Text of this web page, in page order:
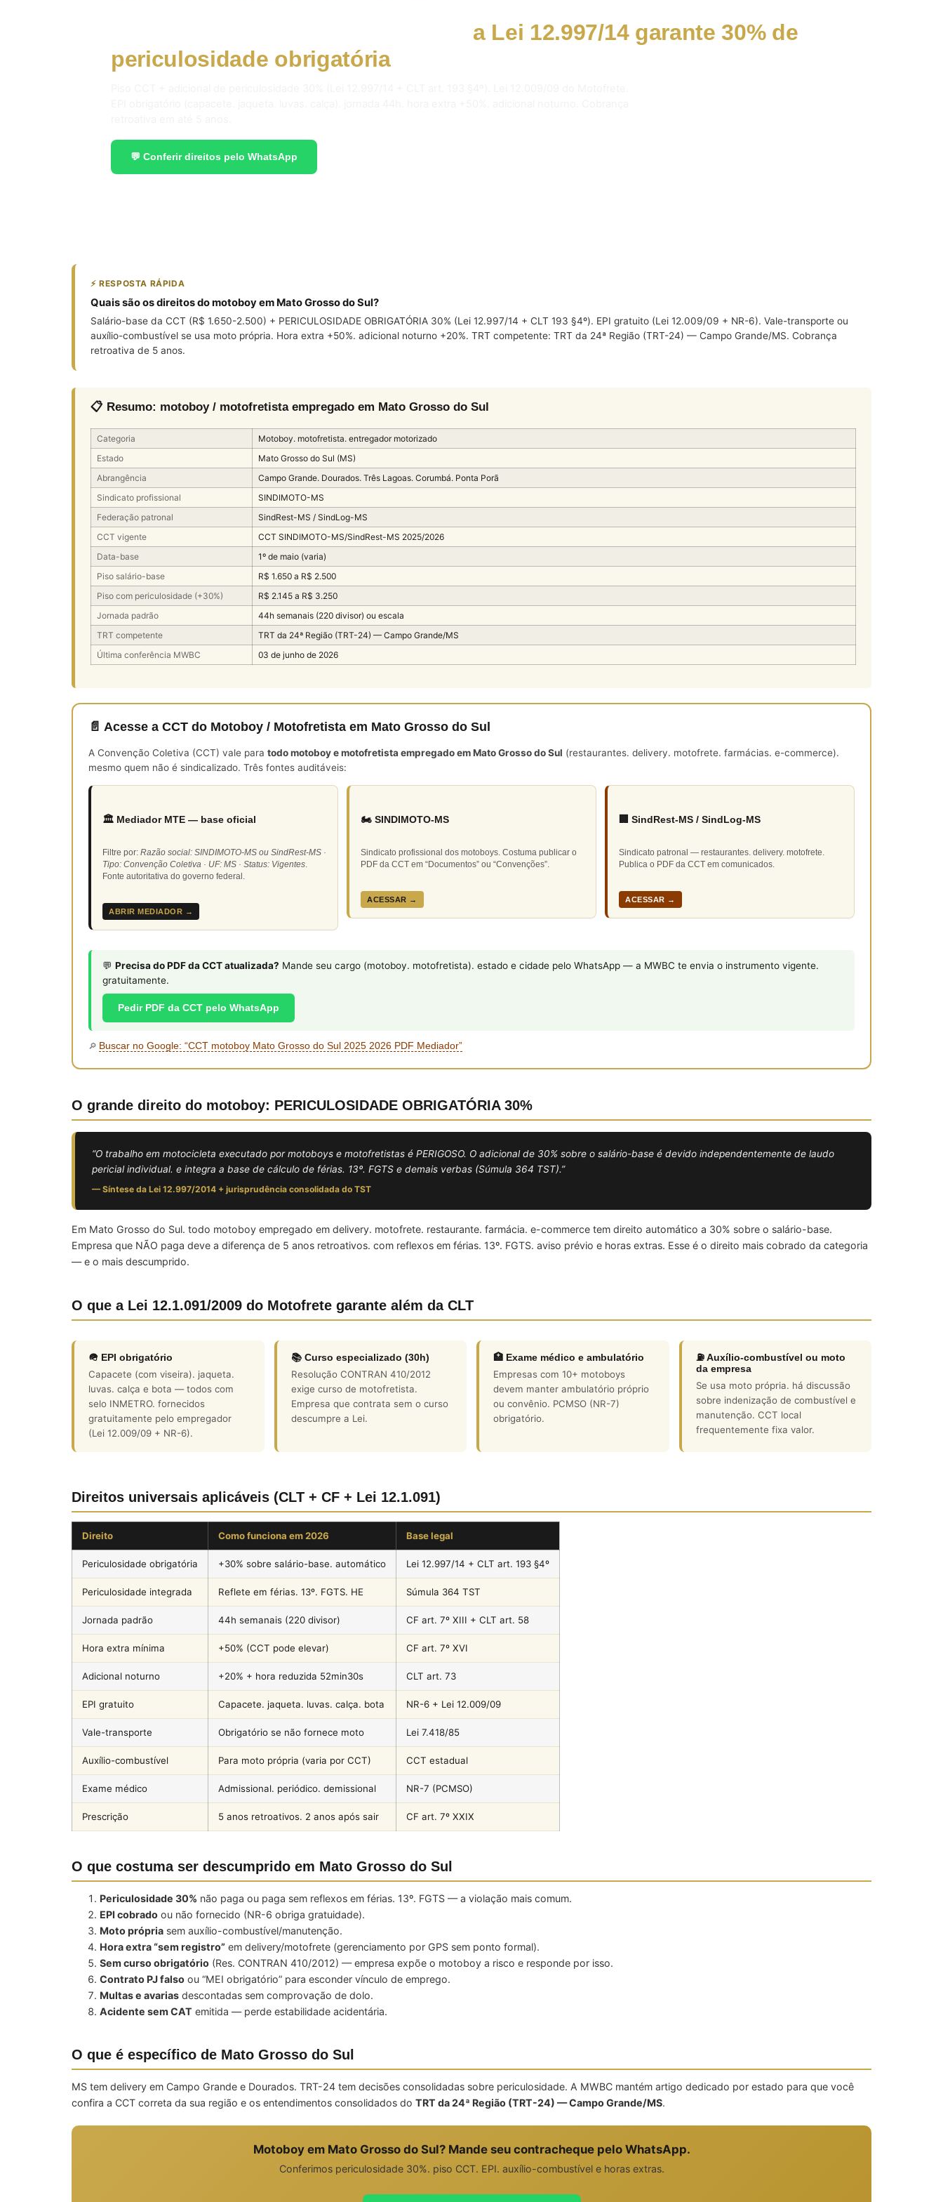
a Lei 12.997/14 garante 30% de
periculosidade obrigatóriaem 2026.
💬 Conferir direitos pelo WhatsApp
⚡ RESPOSTA RÁPIDA
Quais são os direitos do motoboy em Mato Grosso do Sul?
Salário-base da CCT (R$ 1.650-2.500) + PERICULOSIDADE OBRIGATÓRIA 30% (Lei 12.997/14 + CLT 193 §4º). EPI gratuito (Lei 12.009/09 + NR-6). Vale-transporte ou
auxílio-combustível se usa moto própria. Hora extra +50%. adicional noturno +20%. TRT competente: TRT da 24ª Região (TRT-24) — Campo Grande/MS. Cobrança
retroativa de 5 anos.
📋 Resumo: motoboy / motofretista empregado em Mato Grosso do Sul
Categoria
Motoboy. motofretista. entregador motorizado
Estado
Mato Grosso do Sul (MS)
Abrangência
Campo Grande. Dourados. Três Lagoas. Corumbá. Ponta Porã
Sindicato profissional
SINDIMOTO-MS
Federação patronal
SindRest-MS / SindLog-MS
CCT vigente
CCT SINDIMOTO-MS/SindRest-MS 2025/2026
Data-base
1º de maio (varia)
Piso salário-base
R$ 1.650 a R$ 2.500
Piso com periculosidade (+30%)
R$ 2.145 a R$ 3.250
Jornada padrão
44h semanais (220 divisor) ou escala
TRT competente
TRT da 24ª Região (TRT-24) — Campo Grande/MS
Última conferência MWBC
03 de junho de 2026
📄 Acesse a CCT do Motoboy / Motofretista em Mato Grosso do Sul
A Convenção Coletiva (CCT) vale para todo motoboy e motofretista empregado em Mato Grosso do Sul (restaurantes. delivery. motofrete. farmácias. e-commerce).
mesmo quem não é sindicalizado. Três fontes auditáveis:
🏛️ Mediador MTE — base oficial
Filtre por: Razão social: SINDIMOTO-MS ou SindRest-MS ·
Tipo: Convenção Coletiva · UF: MS · Status: Vigentes.
Fonte autoritativa do governo federal.
ABRIR MEDIADOR →
🏍️ SINDIMOTO-MS
Sindicato profissional dos motoboys. Costuma publicar o
PDF da CCT em “Documentos” ou “Convenções”.
ACESSAR →
🏢 SindRest-MS / SindLog-MS
Sindicato patronal — restaurantes. delivery. motofrete.
Publica o PDF da CCT em comunicados.
ACESSAR →
💬 Precisa do PDF da CCT atualizada? Mande seu cargo (motoboy. motofretista). estado e cidade pelo WhatsApp — a MWBC te envia o instrumento vigente.
gratuitamente.
Pedir PDF da CCT pelo WhatsApp
🔎 Buscar no Google: “CCT motoboy Mato Grosso do Sul 2025 2026 PDF Mediador”
O grande direito do motoboy: PERICULOSIDADE OBRIGATÓRIA 30%
“O trabalho em motocicleta executado por motoboys e motofretistas é PERIGOSO. O adicional de 30% sobre o salário-base é devido independentemente de laudo
pericial individual. e integra a base de cálculo de férias. 13º. FGTS e demais verbas (Súmula 364 TST).”
— Síntese da Lei 12.997/2014 + jurisprudência consolidada do TST
Em Mato Grosso do Sul. todo motoboy empregado em delivery. motofrete. restaurante. farmácia. e-commerce tem direito automático a 30% sobre o salário-base.
Empresa que NÃO paga deve a diferença de 5 anos retroativos. com reflexos em férias. 13º. FGTS. aviso prévio e horas extras. Esse é o direito mais cobrado da categoria
— e o mais descumprido.
O que a Lei 12.1.091/2009 do Motofrete garante além da CLT
🪖 EPI obrigatório
Capacete (com viseira). jaqueta.
luvas. calça e bota — todos com
selo INMETRO. fornecidos
gratuitamente pelo empregador
(Lei 12.009/09 + NR-6).
📚 Curso especializado (30h)
Resolução CONTRAN 410/2012
exige curso de motofretista.
Empresa que contrata sem o curso
descumpre a Lei.
🏥 Exame médico e ambulatório
Empresas com 10+ motoboys
devem manter ambulatório próprio
ou convênio. PCMSO (NR-7)
obrigatório.
⛽ Auxílio-combustível ou moto
da empresa
Se usa moto própria. há discussão
sobre indenização de combustível e
manutenção. CCT local
frequentemente fixa valor.
Direitos universais aplicáveis (CLT + CF + Lei 12.1.091)
Direito Como funciona em 2026 Base legal
Periculosidade obrigatória +30% sobre salário-base. automático Lei 12.997/14 + CLT art. 193 §4º
Periculosidade integrada Reflete em férias. 13º. FGTS. HE Súmula 364 TST
Jornada padrão 44h semanais (220 divisor) CF art. 7º XIII + CLT art. 58
Hora extra mínima +50% (CCT pode elevar) CF art. 7º XVI
Adicional noturno +20% + hora reduzida 52min30s CLT art. 73
EPI gratuito Capacete. jaqueta. luvas. calça. bota NR-6 + Lei 12.009/09
Vale-transporte Obrigatório se não fornece moto Lei 7.418/85
Auxílio-combustível Para moto própria (varia por CCT) CCT estadual
Exame médico Admissional. periódico. demissional NR-7 (PCMSO)
Prescrição 5 anos retroativos. 2 anos após sair CF art. 7º XXIX
O que costuma ser descumprido em Mato Grosso do Sul
Periculosidade 30% não paga ou paga sem reflexos em férias. 13º. FGTS — a violação mais comum.
EPI cobrado ou não fornecido (NR-6 obriga gratuidade).
Moto própria sem auxílio-combustível/manutenção.
Hora extra “sem registro” em delivery/motofrete (gerenciamento por GPS sem ponto formal).
Sem curso obrigatório (Res. CONTRAN 410/2012) — empresa expõe o motoboy a risco e responde por isso.
Contrato PJ falso ou “MEI obrigatório” para esconder vínculo de emprego.
Multas e avarias descontadas sem comprovação de dolo.
Acidente sem CAT emitida — perde estabilidade acidentária.
O que é específico de Mato Grosso do Sul
MS tem delivery em Campo Grande e Dourados. TRT-24 tem decisões consolidadas sobre periculosidade. A MWBC mantém artigo dedicado por estado para que você
confira a CCT correta da sua região e os entendimentos consolidados do TRT da 24ª Região (TRT-24) — Campo Grande/MS.
Motoboy em Mato Grosso do Sul? Mande seu contracheque pelo WhatsApp.
Conferimos periculosidade 30%. piso CCT. EPI. auxílio-combustível e horas extras.